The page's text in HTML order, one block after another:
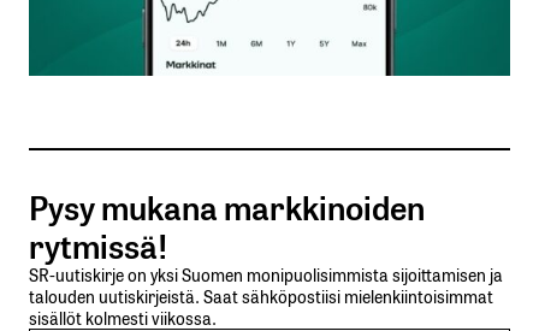
Sähköpostiosoitteesi
Tilaa SalkunRakentajan uutiskirje
Lähetä kommentti
Pysy mukana markkinoiden
rytmissä!
SR-uutiskirje on yksi Suomen monipuolisimmista sijoittamisen ja
talouden uutiskirjeistä. Saat sähköpostiisi mielenkiintoisimmat
sisällöt kolmesti viikossa.